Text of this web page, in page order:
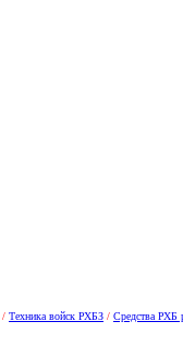
/ Техника войск РХБЗ / Средства РХБ